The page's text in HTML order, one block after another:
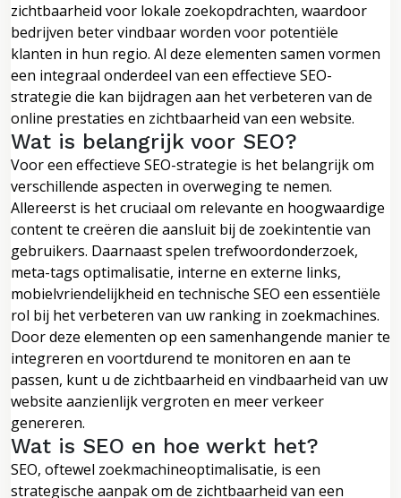
zichtbaarheid voor lokale zoekopdrachten, waardoor
bedrijven beter vindbaar worden voor potentiële
klanten in hun regio. Al deze elementen samen vormen
een integraal onderdeel van een effectieve SEO-
strategie die kan bijdragen aan het verbeteren van de
online prestaties en zichtbaarheid van een website.
Wat is belangrijk voor SEO?
Voor een effectieve SEO-strategie is het belangrijk om
verschillende aspecten in overweging te nemen.
Allereerst is het cruciaal om relevante en hoogwaardige
content te creëren die aansluit bij de zoekintentie van
gebruikers. Daarnaast spelen trefwoordonderzoek,
meta-tags optimalisatie, interne en externe links,
mobielvriendelijkheid en technische SEO een essentiële
rol bij het verbeteren van uw ranking in zoekmachines.
Door deze elementen op een samenhangende manier te
integreren en voortdurend te monitoren en aan te
passen, kunt u de zichtbaarheid en vindbaarheid van uw
website aanzienlijk vergroten en meer verkeer
genereren.
Wat is SEO en hoe werkt het?
SEO, oftewel zoekmachineoptimalisatie, is een
strategische aanpak om de zichtbaarheid van een